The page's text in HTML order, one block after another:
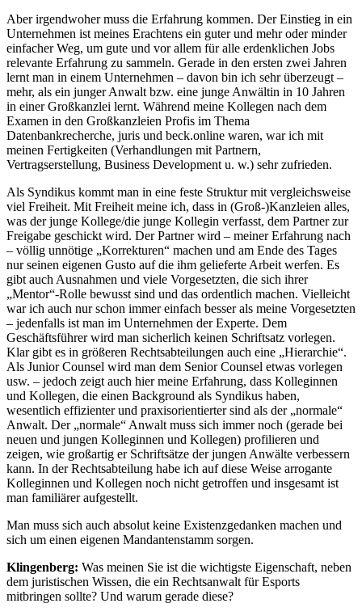
Aber irgendwoher muss die Erfahrung kommen. Der Einstieg in ein
Unternehmen ist meines Erachtens ein guter und mehr oder minder
einfacher Weg, um gute und vor allem für alle erdenklichen Jobs
relevante Erfahrung zu sammeln. Gerade in den ersten zwei Jahren
lernt man in einem Unternehmen – davon bin ich sehr überzeugt –
mehr, als ein junger Anwalt bzw. eine junge Anwältin in 10 Jahren
in einer Großkanzlei lernt. Während meine Kollegen nach dem
Examen in den Großkanzleien Profis im Thema
Datenbankrecherche, juris und beck.online waren, war ich mit
meinen Fertigkeiten (Verhandlungen mit Partnern,
Vertragserstellung, Business Development u. w.) sehr zufrieden.
Als Syndikus kommt man in eine feste Struktur mit vergleichsweise
viel Freiheit. Mit Freiheit meine ich, dass in (Groß-)Kanzleien alles,
was der junge Kollege/die junge Kollegin verfasst, dem Partner zur
Freigabe geschickt wird. Der Partner wird – meiner Erfahrung nach
– völlig unnötige „Korrekturen“ machen und am Ende des Tages
nur seinen eigenen Gusto auf die ihm gelieferte Arbeit werfen. Es
gibt auch Ausnahmen und viele Vorgesetzten, die sich ihrer
„Mentor“-Rolle bewusst sind und das ordentlich machen. Vielleicht
war ich auch nur schon immer einfach besser als meine Vorgesetzten
– jedenfalls ist man im Unternehmen der Experte. Dem
Geschäftsführer wird man sicherlich keinen Schriftsatz vorlegen.
Klar gibt es in größeren Rechtsabteilungen auch eine „Hierarchie“.
Als Junior Counsel wird man dem Senior Counsel etwas vorlegen
usw. – jedoch zeigt auch hier meine Erfahrung, dass Kolleginnen
und Kollegen, die einen Background als Syndikus haben,
wesentlich effizienter und praxisorientierter sind als der „normale“
Anwalt. Der „normale“ Anwalt muss sich immer noch (gerade bei
neuen und jungen Kolleginnen und Kollegen) profilieren und
zeigen, wie großartig er Schriftsätze der jungen Anwälte verbessern
kann. In der Rechtsabteilung habe ich auf diese Weise arrogante
Kolleginnen und Kollegen noch nicht getroffen und insgesamt ist
man familiärer aufgestellt.
Man muss sich auch absolut keine Existenzgedanken machen und
sich um einen eigenen Mandantenstamm sorgen.
Klingenberg: Was meinen Sie ist die wichtigste Eigenschaft, neben
dem juristischen Wissen, die ein Rechtsanwalt für Esports
mitbringen sollte? Und warum gerade diese?